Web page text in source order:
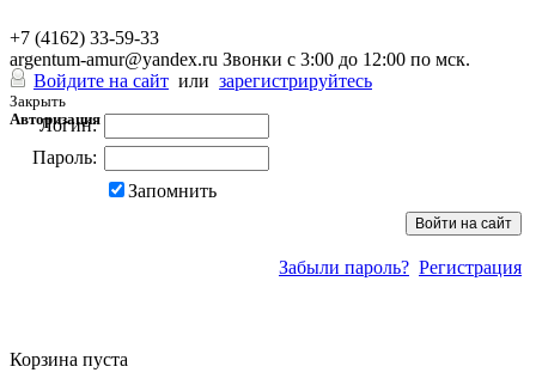
+7 (4162) 33-59-33
argentum-amur@yandex.ru Звонки с 3:00 до 12:00 по мск.
Войдите на сайт или зарегистрируйтесь
Закрыть
Авторизация
Логин:
Пароль:
Запомнить
Забыли пароль? Регистрация
Корзина пуста